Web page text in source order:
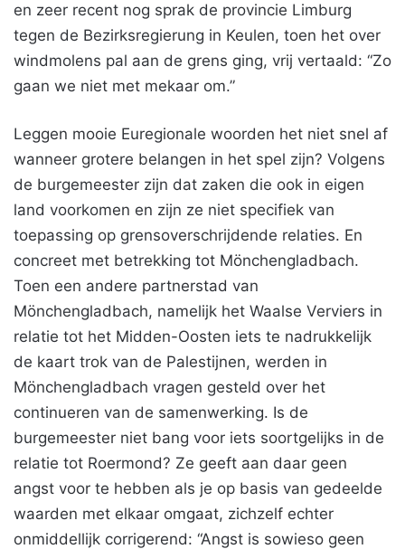
en zeer recent nog sprak de provincie Limburg
tegen de Bezirksregierung in Keulen, toen het over
windmolens pal aan de grens ging, vrij vertaald: “Zo
gaan we niet met mekaar om.”
Leggen mooie Euregionale woorden het niet snel af
wanneer grotere belangen in het spel zijn? Volgens
de burgemeester zijn dat zaken die ook in eigen
land voorkomen en zijn ze niet specifiek van
toepassing op grensoverschrijdende relaties. En
concreet met betrekking tot Mönchengladbach.
Toen een andere partnerstad van
Mönchengladbach, namelijk het Waalse Verviers in
relatie tot het Midden-Oosten iets te nadrukkelijk
de kaart trok van de Palestijnen, werden in
Mönchengladbach vragen gesteld over het
continueren van de samenwerking. Is de
burgemeester niet bang voor iets soortgelijks in de
relatie tot Roermond? Ze geeft aan daar geen
angst voor te hebben als je op basis van gedeelde
waarden met elkaar omgaat, zichzelf echter
onmiddellijk corrigerend: “Angst is sowieso geen